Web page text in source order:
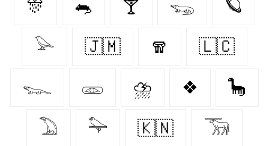
🎊 🐀 🍸 𓆌 🪐
𓅪 🇯🇲 🧣 🇱🇨
𓆊 𓁽 ⛈️ ❖ 🦕
𓅐 𓅍 🇰🇳 𓃞